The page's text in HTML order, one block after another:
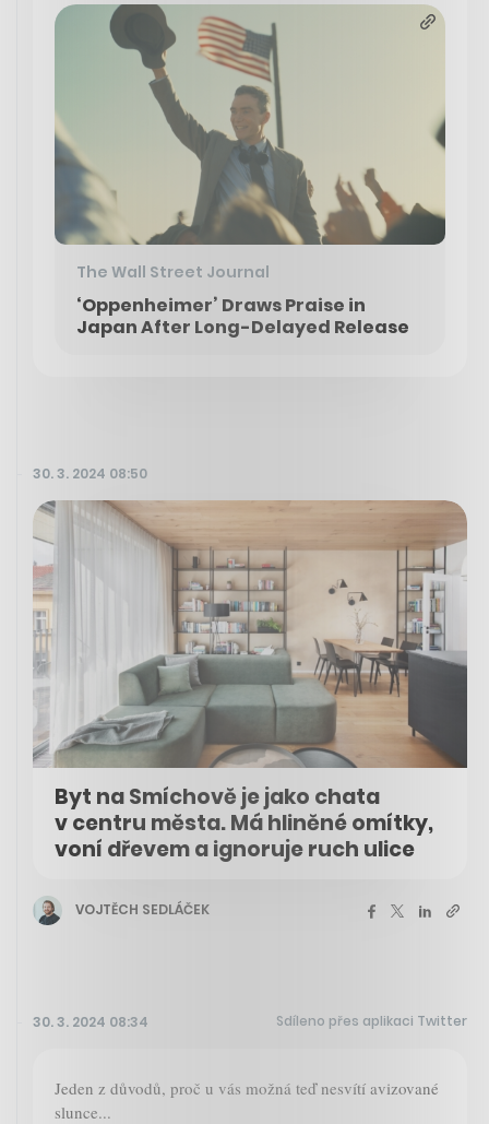
The Wall Street Journal
‘Oppenheimer’ Draws Praise in
Japan After Long-Delayed Release
30. 3. 2024 08:50
Byt na Smíchově je jako chata
v centru města. Má hliněné omítky,
voní dřevem a ignoruje ruch ulice
VOJTĚCH SEDLÁČEK
30. 3. 2024 08:34 Sdíleno přes aplikaci Twitter
Jeden z důvodů, proč u vás možná teď nesvítí avizované
slunce...